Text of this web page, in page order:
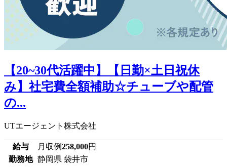
【20~30代活躍中】【日勤×土日祝休
み】社宅費全額補助☆チューブや配管
の...
UTエージェント株式会社
給与 月収例258,000円
勤務地 静岡県 袋井市